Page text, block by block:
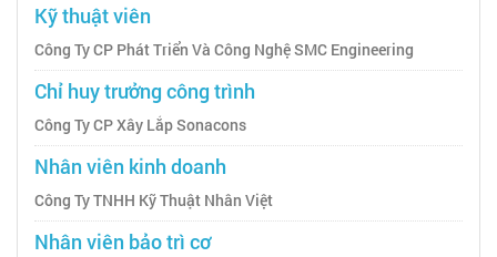
Kỹ thuật viên
Công Ty CP Phát Triển Và Công Nghệ SMC Engineering
Chỉ huy trưởng công trình
Công Ty CP Xây Lắp Sonacons
Nhân viên kinh doanh
Công Ty TNHH Kỹ Thuật Nhân Việt
Nhân viên bảo trì cơ